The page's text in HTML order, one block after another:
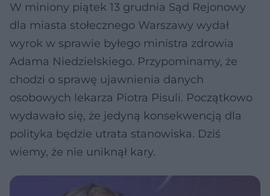
W miniony piątek 13 grudnia Sąd Rejonowy
dla miasta stołecznego Warszawy wydał
wyrok w sprawie byłego ministra zdrowia
Adama Niedzielskiego. Przypominamy, że
chodzi o sprawę ujawnienia danych
osobowych lekarza Piotra Pisuli. Początkowo
wydawało się, że jedyną konsekwencją dla
polityka będzie utrata stanowiska. Dziś
wiemy, że nie uniknął kary.